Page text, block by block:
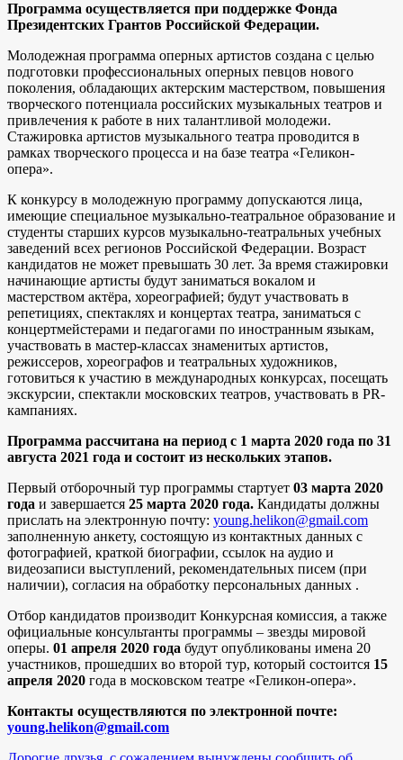
Программа осуществляется при поддержке Фонда
Президентских Грантов Российской Федерации.
Молодежная программа оперных артистов создана с целью
подготовки профессиональных оперных певцов нового
поколения, обладающих актерским мастерством, повышения
творческого потенциала российских музыкальных театров и
привлечения к работе в них талантливой молодежи.
Стажировка артистов музыкального театра проводится в
рамках творческого процесса и на базе театра «Геликон-
опера».
К конкурсу в молодежную программу допускаются лица,
имеющие специальное музыкально-театральное образование и
студенты старших курсов музыкально-театральных учебных
заведений всех регионов Российской Федерации. Возраст
кандидатов не может превышать 30 лет. За время стажировки
начинающие артисты будут заниматься вокалом и
мастерством актёра, хореографией; будут участвовать в
репетициях, спектаклях и концертах театра, заниматься с
концертмейстерами и педагогами по иностранным языкам,
участвовать в мастер-классах знаменитых артистов,
режиссеров, хореографов и театральных художников,
готовиться к участию в международных конкурсах, посещать
экскурсии, спектакли московских театров, участвовать в PR-
кампаниях.
Программа рассчитана на период с 1 марта 2020 года по 31
августа 2021 года и состоит из нескольких этапов.
Первый отборочный тур программы стартует 03 марта 2020
года и завершается 25 марта 2020 года. Кандидаты должны
прислать на электронную почту: young.helikon@gmail.com
заполненную анкету, состоящую из контактных данных с
фотографией, краткой биографии, ссылок на аудио и
видеозаписи выступлений, рекомендательных писем (при
наличии), согласия на обработку персональных данных .
Отбор кандидатов производит Конкурсная комиссия, а также
официальные консультанты программы – звезды мировой
оперы. 01 апреля 2020 года будут опубликованы имена 20
участников, прошедших во второй тур, который состоится 15
апреля 2020 года в московском театре «Геликон-опера».
Контакты осуществляются по электронной почте:
young.helikon@gmail.com